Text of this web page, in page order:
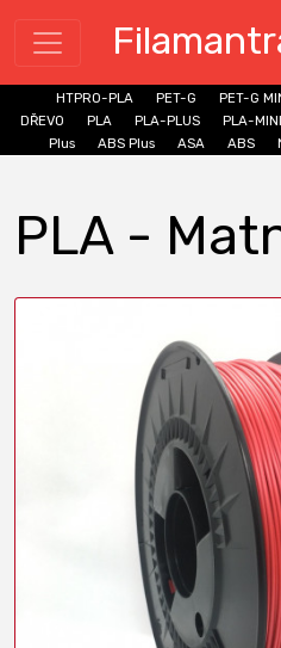
HTPRO-PLA PET-G PET-G
DŘEVO
PLA PLA-PLUS PLA-MINI
Plus
ABS Plus ASA ABS
PLA -